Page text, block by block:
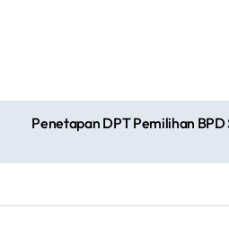
Penetapan DPT Pemilihan